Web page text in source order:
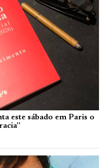
este sábado em Paris o